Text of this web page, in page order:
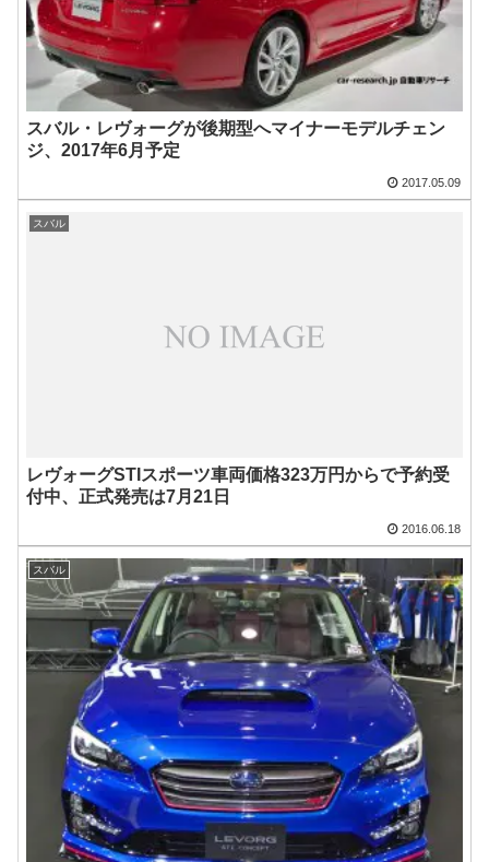
スバル・レヴォーグが後期型へマイナーモデルチェン
ジ、2017年6月予定
2017.05.09
スバル
レヴォーグSTIスポーツ車両価格323万円からで予約受
付中、正式発売は7月21日
2016.06.18
スバル